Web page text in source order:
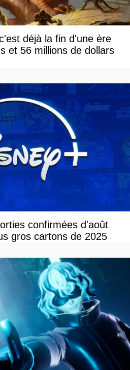
déjà la fin d'une ère
et 56 millions de dollars
confirmées d'août
gros cartons de 2025